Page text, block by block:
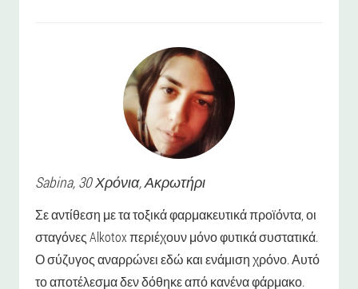
Sabina, 30 Χρόνια,Ακρωτήρι
Σε αντίθεση με τα τοξικά φαρμακευτικά προϊόντα, οι
σταγόνες Alkotox περιέχουν μόνο φυτικά συστατικά.
Ο σύζυγος αναρρώνει εδώ και ενάμιση χρόνο. Αυτό
το αποτέλεσμα δεν δόθηκε από κανένα φάρμακο.